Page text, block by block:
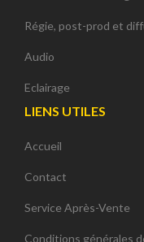
Régie, post-prod et
Audio
Eclairage
LIENS UTILES
Accueil
Contact
Service Après-Vente
Conditions générales